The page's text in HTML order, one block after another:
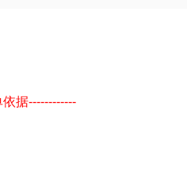
据------------